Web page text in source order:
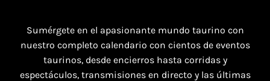
2026
Sumérgete en el apasionante mundo taurino con
nuestro completo calendario con cientos de eventos
taurinos, desde encierros hasta corridas y
espectáculos, transmisiones en directo y las últimas